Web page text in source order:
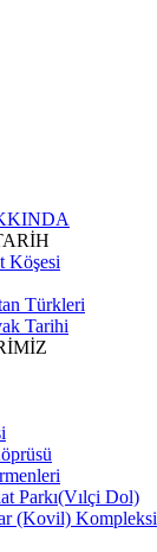
Köşesi
Türkleri
Tarihi
Parkı(Vılçi Dol)
(Kovil) Kompleksi